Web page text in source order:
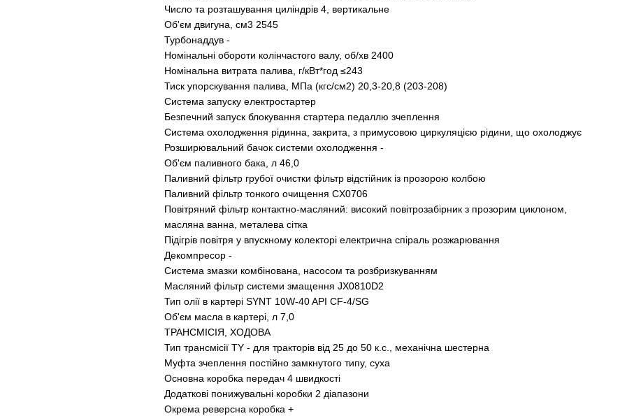
Число та розташування циліндрів 4, вертикальне
Об'єм двигуна, cм3 2545
Турбонаддув -
Номінальні обороти колінчастого валу, об/хв 2400
Номінальна витрата палива, г/кВт*год ≤243
Тиск упорскування палива, МПа (кгс/см2) 20,3-20,8 (203-208)
Система запуску електростартер
Безпечний запуск блокування стартера педаллю зчеплення
Система охолодження рідинна, закрита, з примусовою циркуляцією рідини, що охолоджує
Розширювальний бачок системи охолодження -
Об'єм паливного бака, л 46,0
Паливний фільтр грубої очистки фільтр відстійник із прозорою колбою
Паливний фільтр тонкого очищення CX0706
Повітряний фільтр контактно-масляний: високий повітрозабірник з прозорим циклоном,
масляна ванна, металева сітка
Підігрів повітря у впускному колекторі електрична спіраль розжарювання
Декомпресор -
Система змазки комбінована, насосом та розбризкуванням
Масляний фільтр системи змащення JX0810D2
Тип олії в картері SYNT 10W-40 API CF-4/SG
Об'єм масла в картері, л 7,0
ТРАНСМІСІЯ, ХОДОВА
Тип трансмісії TY - для тракторів від 25 до 50 к.с., механічна шестерна
Муфта зчеплення постійно замкнутого типу, суха
Основна коробка передач 4 швидкості
Додаткові понижувальні коробки 2 діапазони
Окрема реверсна коробка +